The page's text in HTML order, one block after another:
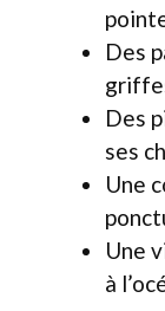
Des
Des
ses
Une
Une
à